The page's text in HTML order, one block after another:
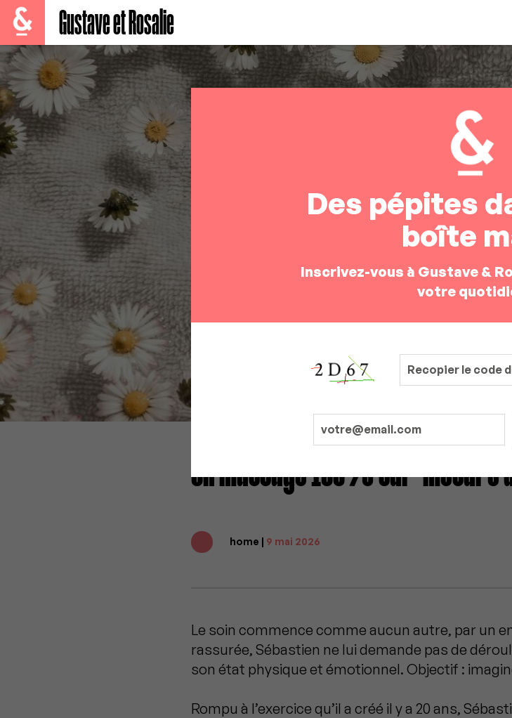
Gustave et Rosalie
Un massage 100% sur-mesure
home | 9 mai 2026
Le soin commence comme aucun autre, par un
rassurée, Sébastien ne lui demande pas de
son état physique et émotionnel. Objectif :
Rompu à l’exercice qu’il a créé il y a 20 ans,
Des pépites
boîte
Inscrivez-vous à Gustave &
votre